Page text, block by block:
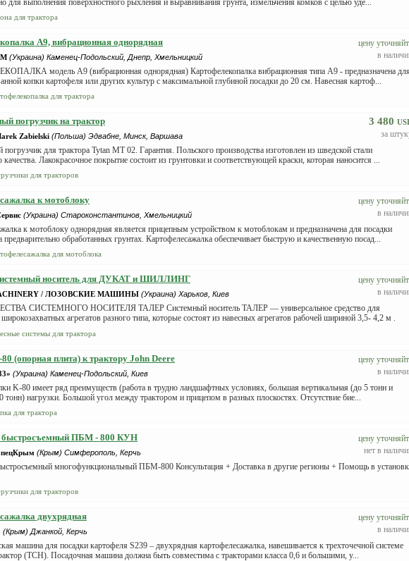
для выполнения поверхностного рыхления и выравнивания грунта, измельчения комков с целью уде...
для трактора
цену
в
А9, вибрационная однорядная
(Украина) Каменец-Подольский, Днепр, Хмельницкий
модель А9 (вибрационная однорядная) Картофелекопалка вибрационная типа А9 - предназначена для
копки картофеля или других культур с максимальной глубиной посадки до 20 см. Навесная картоф...
для трактора
3 480
за
погрузчик на трактор
Zabielski (Польша) Эдвабне, Минск, Варшава
для трактора Tytan MT 02. Гарантия. Польского производства изготовлен из шведской стали
Лакокрасочное покрытие состоит из грунтовки и соответствующей краски, которая наносится ...
для тракторов
цену
в
к мотоблоку
(Украина) Староконстантинов, Хмельницкий
к мотоблоку однорядная является прицепным устройством к мотоблокам и предназначена для посадки
предварительно обработанных грунтах. Картофелесажалка обеспечивает быструю и качественную посад...
для мотоблока
цену
в
носитель для ДУКАТ и ШИЛЛИНГ
/ ЛОЗОВСКИЕ МАШИНЫ (Украина) Харьков, Киев
СИСТЕМНОГО НОСИТЕЛЯ ТАЛЕР Системный носитель ТАЛЕР — универсальное средство для
агрегатов разного типа, которые состоят из навесных агрегатов рабочей шириной 3,5- 4,2 м .
системы для трактора
цену
в
(опорная плита) к трактору John Deere
(Украина) Каменец-Подольский, Киев
K-80 имеет ряд преимуществ (работа в трудно ландшафтных условиях, большая вертикальная (до 5 тонн и
тонн) нагрузки. Большой угол между трактором и прицепом в разных плоскостях. Отсутствие бие...
для трактора
цену
нет в
быстросъемный ПБМ - 800 КУН
(Крым) Симферополь, Керчь
многофункциональный ПБМ-800 Консультация + Доставка в другие регионы + Помощь в
для тракторов
цену
в
двухрядная
(Крым) Джанкой, Керчь
машина для посадки картофеля S239 – двухрядная картофелесажалка, навешивается к трехточечной системе
(ТСН). Посадочная машина должна быть совместима с тракторами класса 0,6 и большими, у...